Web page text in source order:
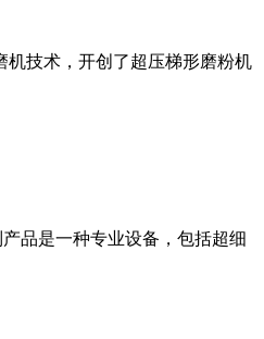
机技术，开创了超压梯形磨粉机
品是一种专业设备，包括超细